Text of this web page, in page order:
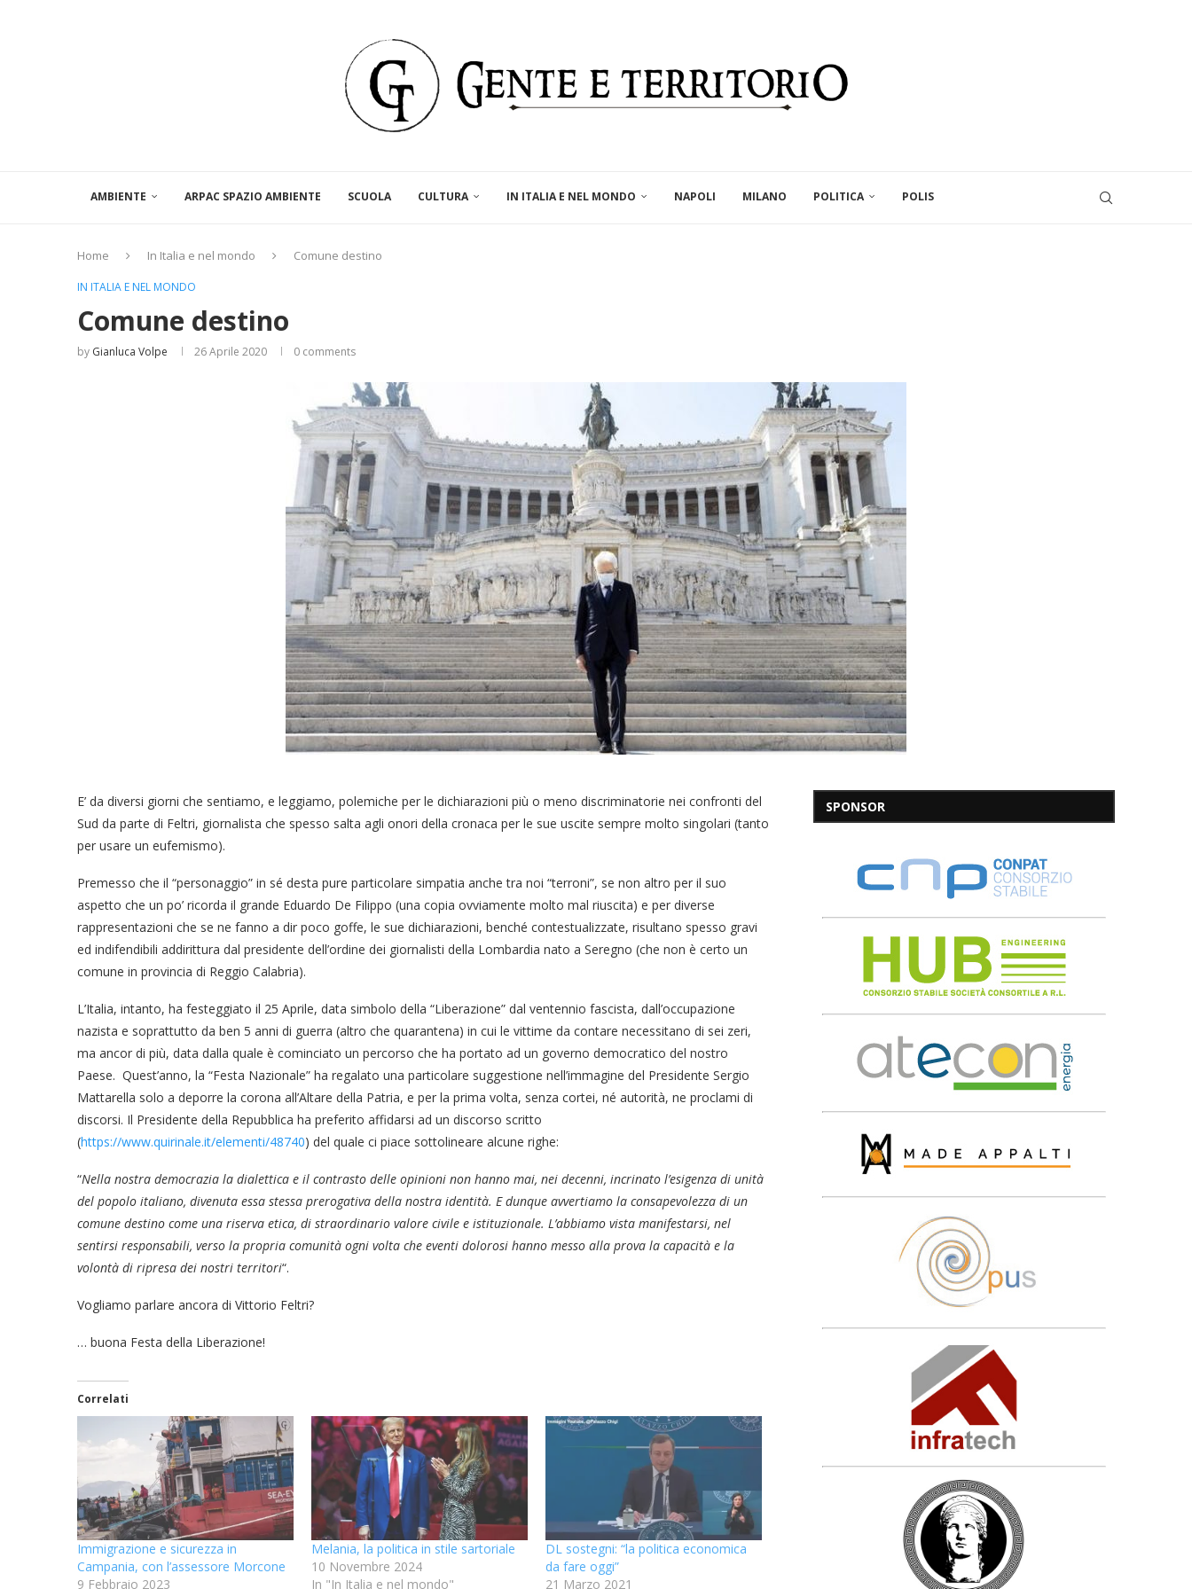
AMBIENTE ARPAC SPAZIO AMBIENTE SCUOLA CULTURA IN ITALIA E NEL MONDO NAPOLI MILANO POLITICA POLIS
Home In Italia e nel mondo Comune destino
IN ITALIA E NEL MONDO
Comune destino
by Gianluca Volpe 26 Aprile 2020 0 comments
E’ da diversi giorni che sentiamo, e leggiamo, polemiche per le dichiarazioni più o meno discriminatorie nei confronti del
Sud da parte di Feltri, giornalista che spesso salta agli onori della cronaca per le sue uscite sempre molto singolari (tanto
per usare un eufemismo).
Premesso che il “personaggio” in sé desta pure particolare simpatia anche tra noi “terroni”, se non altro per il suo
aspetto che un po’ ricorda il grande Eduardo De Filippo (una copia ovviamente molto mal riuscita) e per diverse
rappresentazioni che se ne fanno a dir poco goffe, le sue dichiarazioni, benché contestualizzate, risultano spesso gravi
ed indifendibili addirittura dal presidente dell’ordine dei giornalisti della Lombardia nato a Seregno (che non è certo un
comune in provincia di Reggio Calabria).
L’Italia, intanto, ha festeggiato il 25 Aprile, data simbolo della “Liberazione” dal ventennio fascista, dall’occupazione
nazista e soprattutto da ben 5 anni di guerra (altro che quarantena) in cui le vittime da contare necessitano di sei zeri,
ma ancor di più, data dalla quale è cominciato un percorso che ha portato ad un governo democratico del nostro
Paese. Quest’anno, la “Festa Nazionale” ha regalato una particolare suggestione nell’immagine del Presidente Sergio
Mattarella solo a deporre la corona all’Altare della Patria, e per la prima volta, senza cortei, né autorità, ne proclami di
discorsi. Il Presidente della Repubblica ha preferito affidarsi ad un discorso scritto
(https://www.quirinale.it/elementi/48740) del quale ci piace sottolineare alcune righe:
“Nella nostra democrazia la dialettica e il contrasto delle opinioni non hanno mai, nei decenni, incrinato l’esigenza di unità
del popolo italiano, divenuta essa stessa prerogativa della nostra identità. E dunque avvertiamo la consapevolezza di un
comune destino come una riserva etica, di straordinario valore civile e istituzionale. L’abbiamo vista manifestarsi, nel
sentirsi responsabili, verso la propria comunità ogni volta che eventi dolorosi hanno messo alla prova la capacità e la
volontà di ripresa dei nostri territori“.
Vogliamo parlare ancora di Vittorio Feltri?
… buona Festa della Liberazione!
Correlati
Immigrazione e sicurezza in
Campania, con l’assessore Morcone
9 Febbraio 2023
Melania, la politica in stile sartoriale
10 Novembre 2024
In "In Italia e nel mondo"
DL sostegni: “la politica economica
da fare oggi”
21 Marzo 2021
SPONSOR